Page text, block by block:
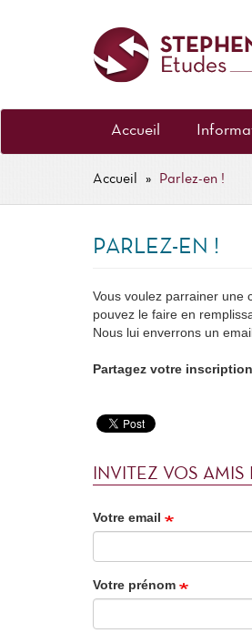
PRINCIPAL
Accueil
FIL
D'ARIANE
Accueil Parlez-en !
PARLEZ-EN !
Vous voulez parrainer une
pouvez le faire en
Nous lui enverrons un
Partagez votre
INVITEZ VOS
Votre email
Votre prénom